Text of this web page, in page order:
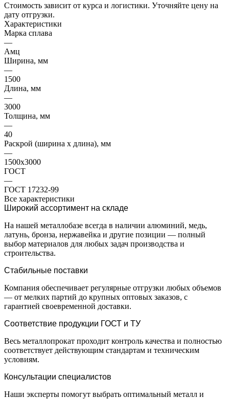
Стоимость зависит от курса и логистики. Уточняйте цену на
дату отгрузки.
Характеристики
Марка сплава
—
Амц
Ширина, мм
—
1500
Длина, мм
—
3000
Толщина, мм
—
40
Раскрой (ширина х длина), мм
—
1500х3000
ГОСТ
—
ГОСТ 17232-99
Все характеристики
Широкий ассортимент на складе
На нашей металлобазе всегда в наличии алюминий, медь,
латунь, бронза, нержавейка и другие позиции — полный
выбор материалов для любых задач производства и
строительства.
Стабильные поставки
Компания обеспечивает регулярные отгрузки любых объемов
— от мелких партий до крупных оптовых заказов, с
гарантией своевременной доставки.
Соответствие продукции ГОСТ и ТУ
Весь металлопрокат проходит контроль качества и полностью
соответствует действующим стандартам и техническим
условиям.
Консультации специалистов
Наши эксперты помогут выбрать оптимальный металл и